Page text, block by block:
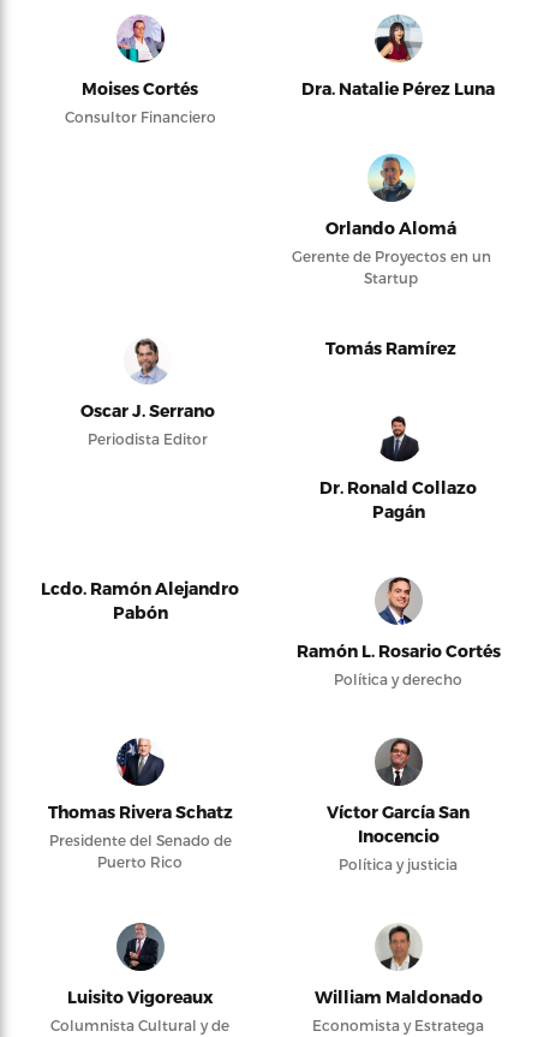
Moises Cortés
Consultor Financiero
Dra. Natalie Pérez Luna
Orlando Alomá
Gerente de Proyectos en un
Startup
Oscar J. Serrano
Periodista Editor
Tomás Ramírez
Dr. Ronald Collazo
Pagán
Lcdo. Ramón Alejandro
Pabón
Ramón L. Rosario Cortés
Política y derecho
Thomas Rivera Schatz
Presidente del Senado de
Puerto Rico
Víctor García San
Inocencio
Política y justicia
Luisito Vigoreaux
Columnista Cultural y de
William Maldonado
Economista y Estratega